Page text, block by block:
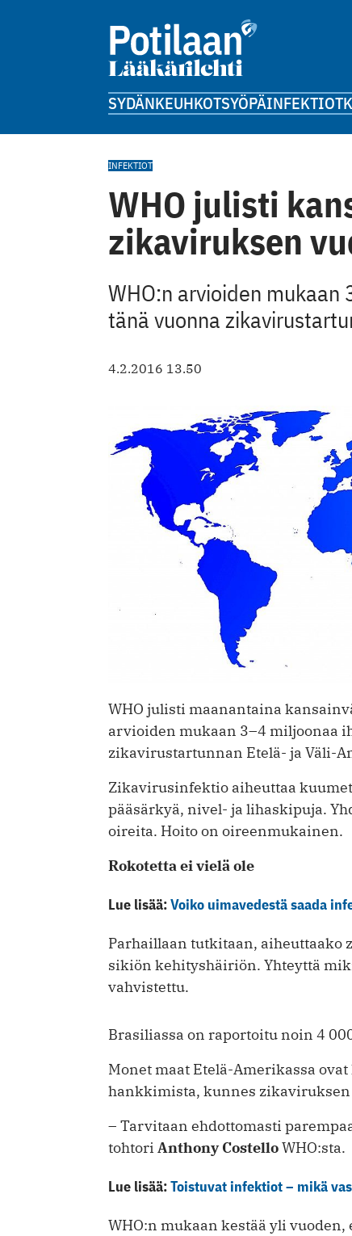
SYDÄNKEUHKOTSYÖPÄINFEKTIOT
INFEKTIOT
WHO julisti
zikaviruksen
WHO:n arvioiden
tänä vuonna
4.2.2016 13.50
WHO julisti maanantaina
arvioiden mukaan 3–4 miljoonaa
zikavirustartunnan Etelä- ja Väli-
Zikavirusinfektio aiheuttaa
pääsärkyä, nivel- ja lihaskipuja.
oireita. Hoito on oireenmukainen.
Rokotetta ei vielä ole
Lue lisää:Voiko uimavedestä saada
Parhaillaan tutkitaan,
sikiön kehityshäiriön. Yhteyttä
vahvistettu.
Brasiliassa on raportoitu noin 4
Monet maat Etelä-Amerikassa
hankkimista, kunnes
– Tarvitaan ehdottomasti
tohtori Anthony CostelloWHO:sta.
Lue lisää:Toistuvat infektiot – mikä
WHO:n mukaan kestää yli